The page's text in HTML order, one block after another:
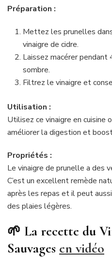
Préparation :
Mettez les prunelles
vinaigre de cidre.
Laissez macérer pendant
sombre.
Filtrez le vinaigre et
Utilisation :
Utilisez ce vinaigre en cuisine
améliorer la digestion et
Propriétés :
Le vinaigre de prunelle a des
C’est un excellent remède
après les repas et il peut
des plaies légères.
🌱 La recette du
Sauvages en vidéo